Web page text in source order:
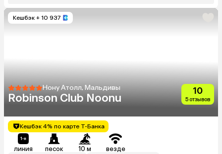
Кешбэк + 10 937
Нону Атолл, Мальдивы
Robinson Club Noonu
10
5 отзывов
Кешбэк 4% по карте Т-Банка
линия песок 10 м везде